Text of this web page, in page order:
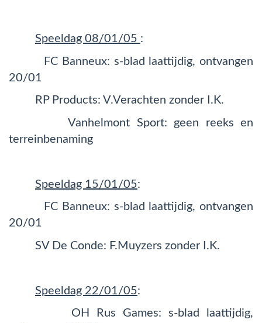
Speeldag 08/01/05 :
FC Banneux: s-blad laattijdig, ontvangen
20/01
RP Products: V.Verachten zonder I.K.
Vanhelmont Sport: geen reeks en
terreinbenaming
Speeldag 15/01/05:
FC Banneux: s-blad laattijdig, ontvangen
20/01
SV De Conde: F.Muyzers zonder I.K.
Speeldag 22/01/05:
OH Rus Games: s-blad laattijdig,